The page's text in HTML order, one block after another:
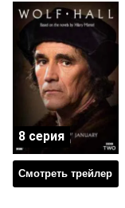
Смотреть трейлер
8 серия